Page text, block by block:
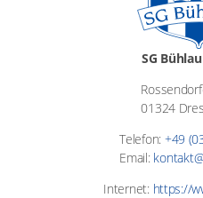
SG
01324
Telefon: +49
Email:
Internet: https://